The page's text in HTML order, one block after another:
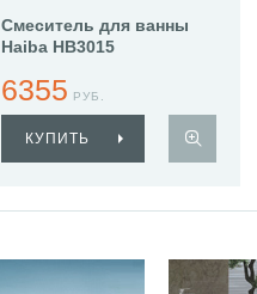
Смеситель для ванны
Haiba HB3015
6355 РУБ.
КУПИТЬ